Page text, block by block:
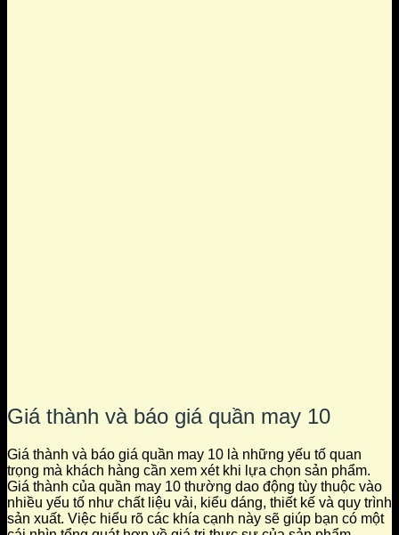
Giá thành và báo giá quần may 10
Giá thành và báo giá quần may 10 là những yếu tố quan
trọng mà khách hàng cần xem xét khi lựa chọn sản phẩm.
Giá thành của quần may 10 thường dao động tùy thuộc vào
nhiều yếu tố như chất liệu vải, kiểu dáng, thiết kế và quy trình
sản xuất. Việc hiểu rõ các khía cạnh này sẽ giúp bạn có một